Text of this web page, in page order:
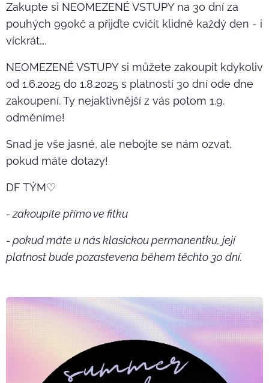
Zakupte si NEOMEZENÉ VSTUPY na 30 dní za
pouhých 990kč a přijďte cvičit klidně každý den - i
víckrát….😜
NEOMEZENÉ VSTUPY si můžete zakoupit kdykoliv
od 1.6.2025 do 1.8.2025 s platností 30 dní ode dne
zakoupení. Ty nejaktivnější z vás potom 1.9.
odměníme!🎉
Snad je vše jasné, ale nebojte se nám ozvat,
pokud máte dotazy! ❤️
DF TÝM♡
- zakoupíte přímo ve fitku
- pokud máte u nás klasickou permanentku, její
platnost bude pozastevena během těchto 30 dní.